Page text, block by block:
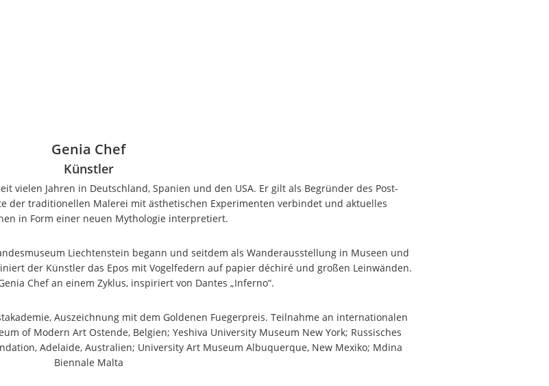
Genia Chef
Künstler
vielen Jahren in Deutschland, Spanien und den USA. Er gilt als Begründer des Post-
der traditionellen Malerei mit ästhetischen Experimenten verbindet und aktuelles
in Form einer neuen Mythologie interpretiert.
Liechtenstein begann und seitdem als Wanderausstellung in Museen und
der Künstler das Epos mit Vogelfedern auf papier déchiré und großen Leinwänden.
Chef an einem Zyklus, inspiriert von Dantes „Inferno“.
Auszeichnung mit dem Goldenen Fuegerpreis. Teilnahme an internationalen
of Modern Art Ostende, Belgien; Yeshiva University Museum New York; Russisches
Adelaide, Australien; University Art Museum Albuquerque, New Mexiko; Mdina
Biennale Malta